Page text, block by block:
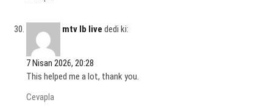
mtv lb live dedi ki:
7 Nisan 2026, 20:28
This helped me a lot, thank you.
Cevapla